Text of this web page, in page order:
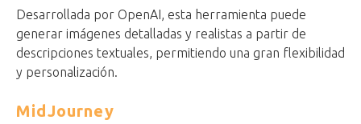
Desarrollada por OpenAI, esta herramienta puede
generar imágenes detalladas y realistas a partir de
descripciones textuales, permitiendo una gran flexibilidad
y personalización.
MidJourney